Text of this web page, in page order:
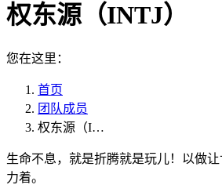
权东源（INTJ）
您在这里：
首页
团队成员
权东源（I…
生命不息，就是折腾就是玩儿！以做
力着。